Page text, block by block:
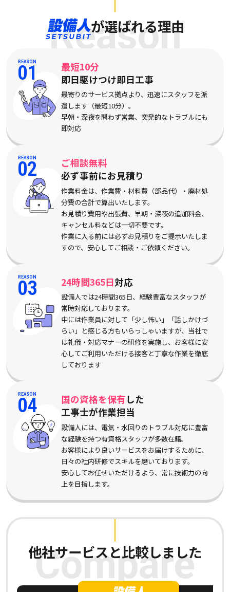
Reason
が選ばれる理由
REASON
01
最短10分
即日駆けつけ即日工事
最寄りのサービス拠点より、迅速にスタッフを派
遣します（最短10分）。
早朝・深夜を問わず営業、突発的なトラブルにも
即対応
REASON
02
ご相談無料
必ず事前にお見積り
作業料金は、作業費・材料費（部品代）・廃材処
分費の合計で算出いたします。
お見積り費用や出張費、早朝・深夜の追加料金、
キャンセル料などは一切不要です。
作業に入る前には必ずお見積りをご提示いたしま
すので、安心してご相談・ご依頼ください。
REASON
03 24時間365日対応
設備人では24時間365日、経験豊富なスタッフが
常時対応しております。
中には作業員に対して「少し怖い」「話しかけづ
らい」と感じる方もいらっしゃいますが、当社で
は礼儀・対応マナーの研修を実施し、お客様に安
心してご利用いただける接客と丁寧な作業を徹底
しております
REASON
04 国の資格を保有した
工事士が作業担当
設備人には、電気・水回りのトラブル対応に豊富
な経験を持つ有資格スタッフが多数在籍。
お客様により良いサービスをお届けするために、
日々の社内研修でスキルを磨いております。
安心してお任せいただけるよう、常に技術力の向
上を目指します。
Compare
他社サービスと比較しました